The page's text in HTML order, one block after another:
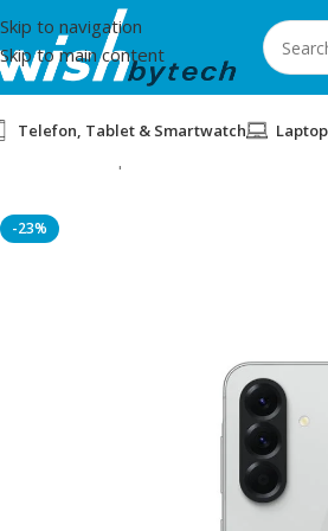
Skip to navigation
Skip to main content
Telefon, Tablet & Smartwatch
-23%